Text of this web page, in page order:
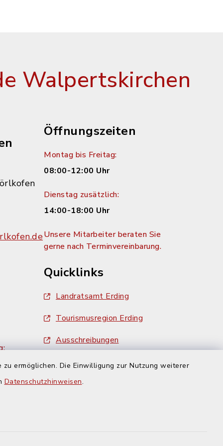
ermöglichen. Die Einwilligung zur Nutzung weiterer
Datenschutzhinweisen.
Walpertskirchen
Öffnungszeiten
Montag bis Freitag:
08:00-12:00 Uhr
Dienstag zusätzlich:
14:00-18:00 Uhr
Unsere Mitarbeiter beraten Sie
gerne nach Terminvereinbarung.
Quicklinks
Landratsamt Erding
Tourismusregion Erding
Ausschreibungen